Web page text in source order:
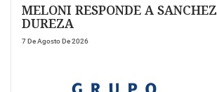
MELONI RESPONDE A SANCHEZ CON
DUREZA
7 De Agosto De 2026